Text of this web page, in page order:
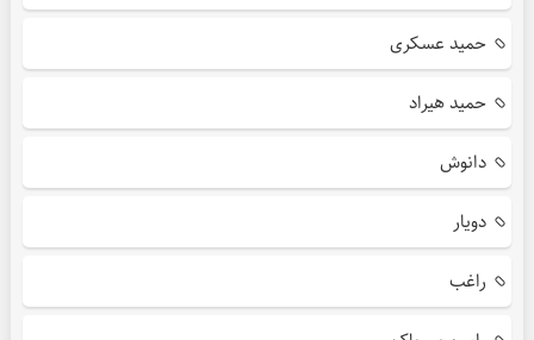
حمید عسکری
حمید هیراد
دانوش
دویار
راغب